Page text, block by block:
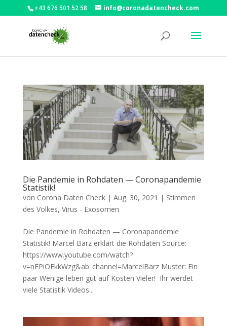
+43 676 501 52 58 info@coronadatencheck.com
Die Pandemie in Rohdaten — Coronapandemie
Statistik!
von Corona Daten Check| Aug. 30, 2021 | Stimmen
des Volkes, Virus - Exosomen
Die Pandemie in Rohdaten — Coronapandemie
Statistik! Mar­cel Barz erklärt die Rohdaten Source:
https://www.youtube.com/watch?
v=nEPiOEkkWzg&ab_channel=MarcelBarz Mus­ter: Ein
paar Weni­ge leben gut auf Kos­ten Vieler! Ihr wer­det
vie­le Sta­tis­tik Vide­os...